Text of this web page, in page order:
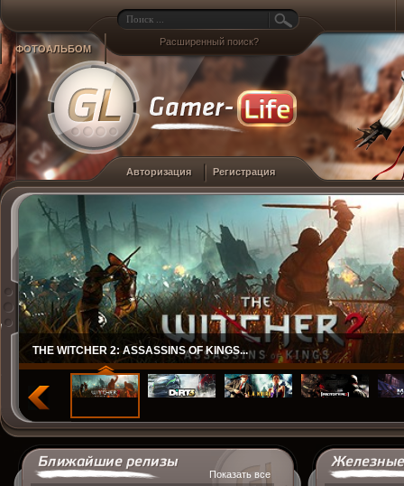
ФОТОАЛЬБОМ
Расширенный поиск?
Авторизация Регистрация
THE WITCHER 2: ASSASSINS OF KINGS...
DIRT 3...
Показать все